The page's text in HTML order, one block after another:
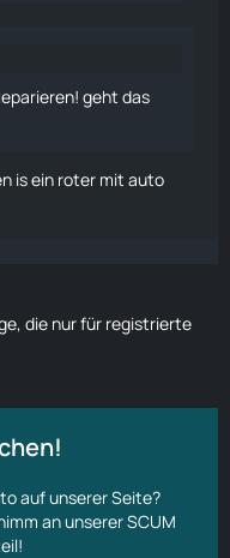
geht das
is ein roter mit auto
die nur für registrierte
auf unserer Seite?
an unserer SCUM